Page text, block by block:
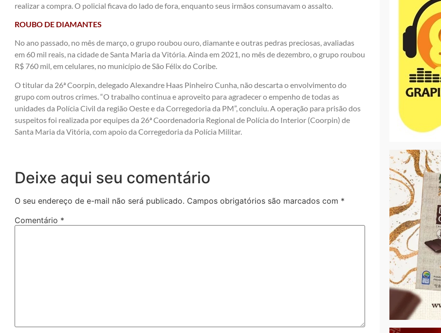
realizar a compra. O policial ficava do lado de fora, enquanto seus irmãos consumavam o assalto.
ROUBO DE DIAMANTES
No ano passado, no mês de março, o grupo roubou ouro, diamante e outras pedras preciosas, avaliadas
em 60 mil reais, na cidade de Santa Maria da Vitória. Ainda em 2021, no mês de dezembro, o grupo roubou
R$ 760 mil, em celulares, no município de São Félix do Coribe.
O titular da 26ª Coorpin, delegado Alexandre Haas Pinheiro Cunha, não descarta o envolvimento do
grupo com outros crimes. “O trabalho continua e aproveito para agradecer o empenho de todas as
unidades da Polícia Civil da região Oeste e da Corregedoria da PM”, concluiu. A operação para prisão dos
suspeitos foi realizada por equipes da 26ª Coordenadoria Regional de Polícia do Interior (Coorpin) de
Santa Maria da Vitória, com apoio da Corregedoria da Polícia Militar.
Deixe aqui seu comentário
O seu endereço de e-mail não será publicado. Campos obrigatórios são marcados com *
Comentário *